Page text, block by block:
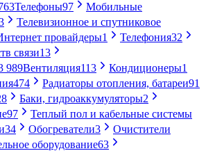
Телефоны97
Мобильные
Телевизионное и спутниковое
провайдеры1 Телефония32
связи13
989Вентиляция113 Кондиционеры1
474 Радиаторы отопления, батареи91
Баки, гидроаккумуляторы2
97
Теплый пол и кабельные системы
34 Обогреватели3
Очистители
оборудование63